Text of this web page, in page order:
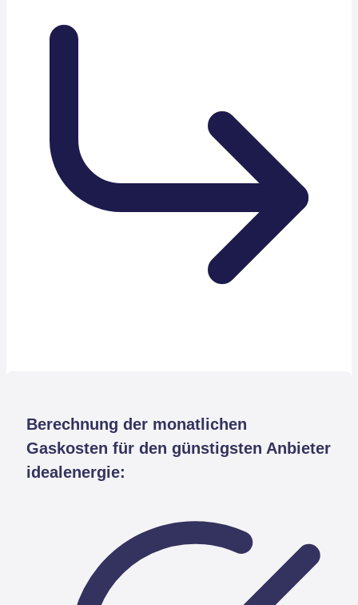
Berechnung der monatlichen
Gaskosten für den günstigsten Anbieter
idealenergie: